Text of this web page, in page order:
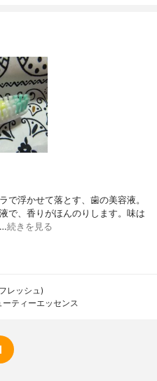
剤:安息香酸Na/可溶化剤:PEG-40
、エタノール/清涼剤:ハッカ油/甘
スルファムK、サッカリンNa、キ
/香味剤:香料(スペアミントタイ
で浮かせて落とす、歯の美容液。
で、香りがほんのりします。味は
続きを見る
レッシュ)
ティーエッセンス